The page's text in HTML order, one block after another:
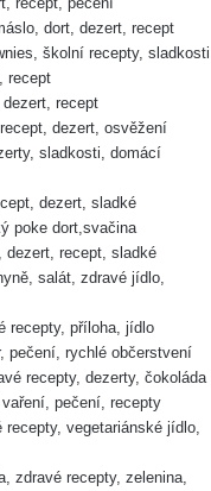
dort, dezert, recept
školní recepty, sladkosti
recept
recept
dezert, osvěžení
sladkosti, domácí
dezert, sladké
poke dort,svačina
dezert, recept, sladké
salát, zdravé jídlo,
recepty, příloha, jídlo
pečení, rychlé občerstvení
recepty, dezerty, čokoláda
pečení, recepty
vegetariánské jídlo,
zdravé recepty, zelenina,